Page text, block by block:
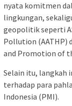
nyata komitmen
lingkungan,
geopolitik seperti
Pollution (AATHP)
and Promotion of
Selain itu, langkah
terhadap para
Indonesia (PMI).